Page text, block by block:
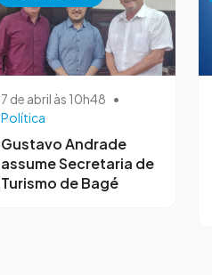
7 de abril às 10h48 •
Política
Gustavo Andrade
assume Secretaria de
Turismo de Bagé